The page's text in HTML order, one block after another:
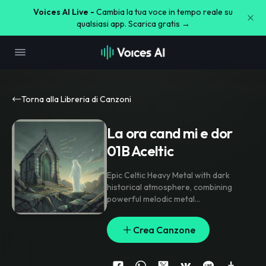
Voices AI Live - Cambia la tua voce in tempo reale su
qualsiasi app. Scarica gratis →
Torna alla Libreria di Canzoni
La ora cand mi e dor
01B Aceltic
Epic Celtic Heavy Metal with dark
historical atmosphere, combining
powerful melodic metal
Gregorian chant choirs and mystical
Celtic elements. Deep male spoken
narration alternates with emotional
female spoken passages
never sung
Crea Canzone